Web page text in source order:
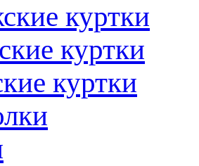
куртки
куртки
куртки